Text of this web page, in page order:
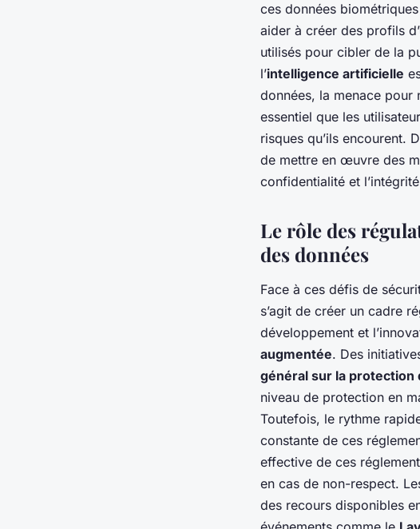
ces données
aider à créer des profils
utilisés pour cibler de la
l’intelligence artificielle
données, la menace pour
essentiel que les
risques qu’ils encourent.
de mettre en œuvre des
confidentialité et
Le rôle des
des données
Face à ces défis de
s’agit de créer un cadre
développement et
augmentée. Des
général sur la protection
niveau de protection en
Toutefois, le rythme
constante de ces
effective de ces
en cas de non-respect.
des recours disponibles